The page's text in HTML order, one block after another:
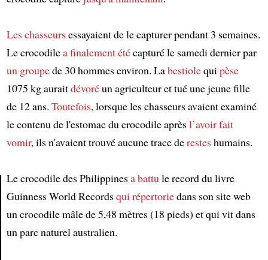
Les chasseursessayaient de le capturer pendant 3 semaines.
Le crocodilea finalement étécapturé le samedi dernier par
un groupede 30 hommes environ. Labestiolequipèse
1075 kg auraitdévoréun agriculteur et tué une jeune fille
de 12 ans. Toutefois, lorsque les chasseurs avaient examiné
le contenu de l'estomac du crocodile aprèsl’avoir fait
vomir, ils n'avaient trouvé aucune trace deresteshumains.
Le crocodile des Philippinesa battule record du livre
Guinness World Recordsqui répertoriedans son site web
un crocodile mâle de 5,48 mètres (18 pieds) et qui vit dans
un parc naturel australien.